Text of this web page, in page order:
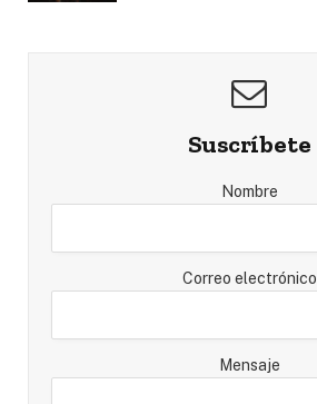
Suscríbete
Nombre
Correo electrónico
Mensaje